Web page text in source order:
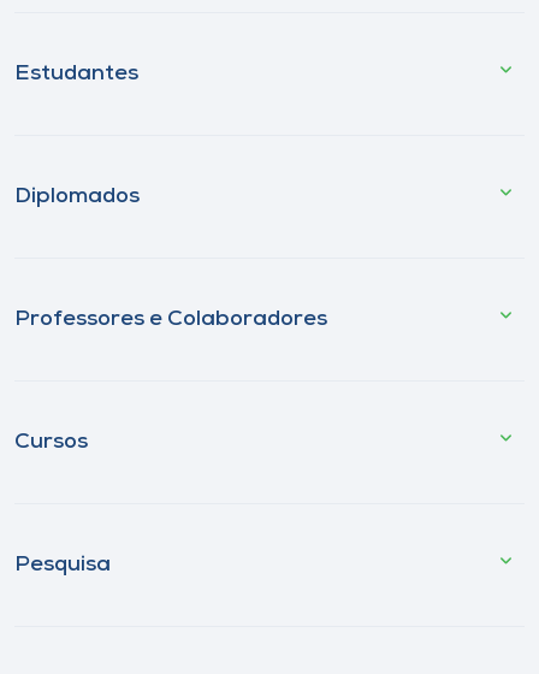
Estudantes
Diplomados
Professores e Colaboradores
Cursos
Pesquisa